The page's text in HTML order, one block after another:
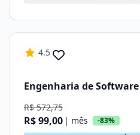
4.5
Engenharia de Software
R$ 572,75
R$ 99,00 | mês -83%